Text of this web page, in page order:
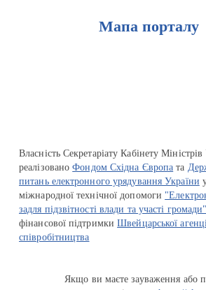
Мапа порталу
Власність Секретаріату Кабінету
реалізованоФондом Східна Європа та
питань електронного урядування України
міжнародної технічної допомоги
задля підзвітності влади та участі громади"
фінансової підтримкиШвейцарської
співробітництва
Якщо ви маєте зауваження або